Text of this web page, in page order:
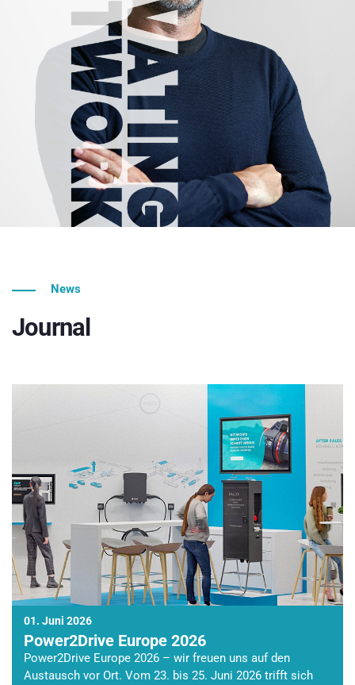
News
Journal
01. Juni 2026
Power2Drive Europe 2026
Power2Drive Europe 2026 – wir freuen uns auf den
Austausch vor Ort. Vom 23. bis 25. Juni 2026 trifft sich